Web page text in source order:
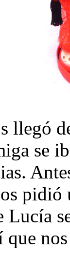
llegó
se
pidió
Lucía